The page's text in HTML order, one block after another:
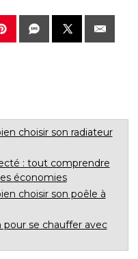
choisir son radiateur
: tout comprendre
économies
choisir son poêle à
pour se chauffer avec